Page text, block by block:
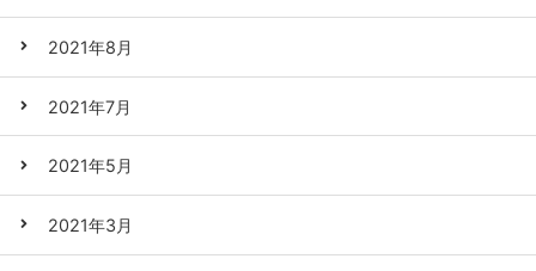
2021年8月
2021年7月
2021年5月
2021年3月